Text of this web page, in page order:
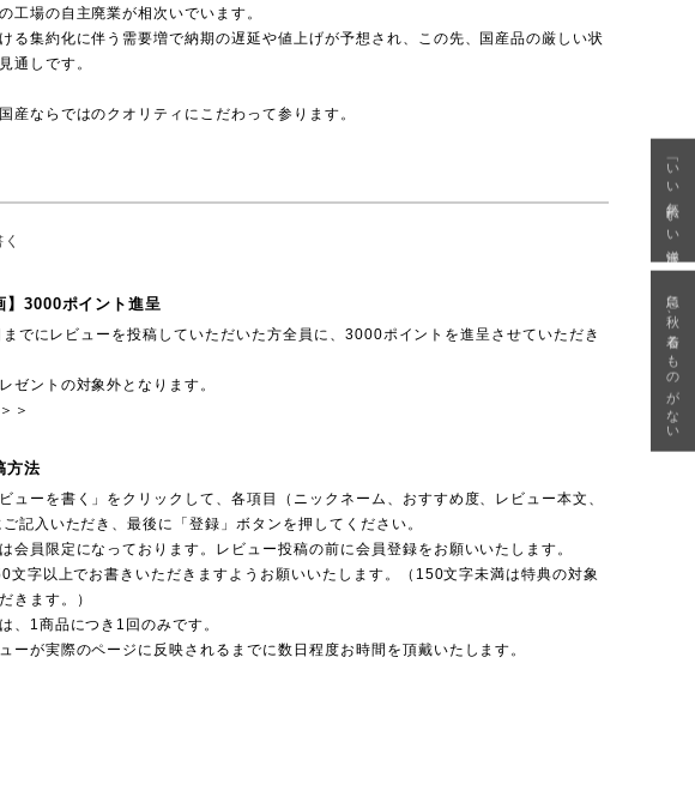
工場の自主廃業が相次いでいます。
る集約化に伴う需要増で納期の遅延や値上げが予想され、この先、国産品の厳しい状
通しです。
産ならではのクオリティにこだわって参ります。
】3000ポイント進呈
でにレビューを投稿していただいた方全員に、3000ポイントを進呈させていただき
ゼントの対象外となります。
＞
方法
ューを書く」をクリックして、各項目（ニックネーム、おすすめ度、レビュー本文、
記入いただき、最後に「登録」ボタンを押してください。
会員限定になっております。レビュー投稿の前に会員登録をお願いいたします。
字以上でお書きいただきますようお願いいたします。（150文字未満は特典の対象
きます。）
、1商品につき1回のみです。
ーが実際のページに反映されるまでに数日程度お時間を頂戴いたします。
「いい年齢 いい洋服」
急に秋、着るものがない